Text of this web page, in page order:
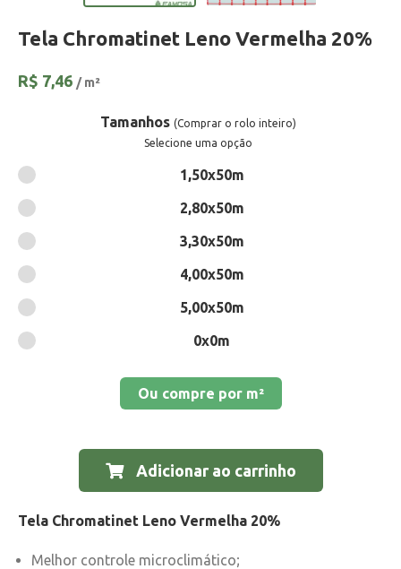
Tela Chromatinet Leno Vermelha 20%
R$ 7,46 / m²
Tamanhos (Comprar o rolo inteiro)
Selecione uma opção
1,50x50m
2,80x50m
3,30x50m
4,00x50m
5,00x50m
0x0m
Ou compre por m²
Adicionar ao carrinho
Tela Chromatinet Leno Vermelha 20%
Melhor controle microclimático;